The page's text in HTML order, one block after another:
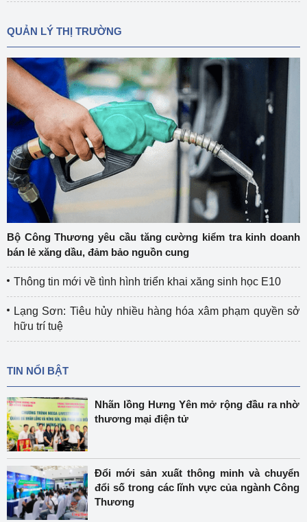
QUẢN LÝ THỊ TRƯỜNG
Bộ Công Thương yêu cầu tăng cường kiểm tra kinh doanh
bán lẻ xăng dầu, đảm bảo nguồn cung
Thông tin mới về tình hình triển khai xăng sinh học E10
Lạng Sơn: Tiêu hủy nhiều hàng hóa xâm phạm quyền sở
hữu trí tuệ
TIN NỔI BẬT
Nhãn lồng Hưng Yên mở rộng đầu ra nhờ
thương mại điện tử
Đổi mới sản xuất thông minh và chuyển
đổi số trong các lĩnh vực của ngành Công
Thương